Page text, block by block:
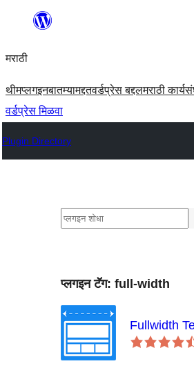
सामुग्रीवर
मराठी
थीमप्लगइनबातम्यामद्दतवर्डप्रेस बद्दलमराठी
वर्डप्रेस मिळवा
Plugin Directory
शोधा
प्लगइन टॅग: full-width
Fullwidth